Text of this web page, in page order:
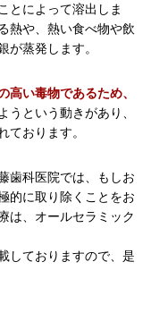
とによって溶出しま
熱や、熱い食べ物や飲
が蒸発します。
高い毒物であるため、
うという動きがあり、
ております。
歯科医院では、もしお
的に取り除くことをお
は、オールセラミック
しておりますので、是